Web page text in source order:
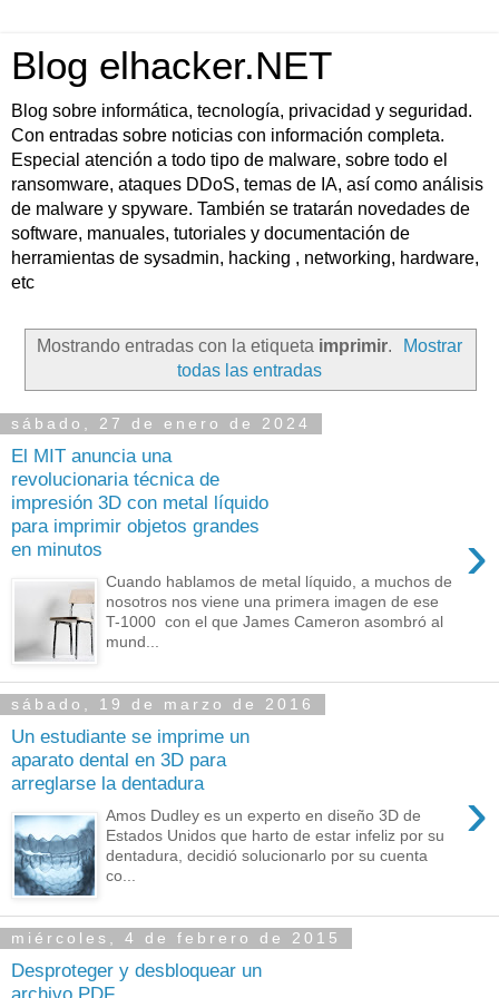
Blog elhacker.NET
Blog sobre informática, tecnología, privacidad y seguridad.
Con entradas sobre noticias con información completa.
Especial atención a todo tipo de malware, sobre todo el
ransomware, ataques DDoS, temas de IA, así como análisis
de malware y spyware. También se tratarán novedades de
software, manuales, tutoriales y documentación de
herramientas de sysadmin, hacking , networking, hardware,
etc
Mostrando entradas con la etiqueta imprimir.
Mostrar
todas las entradas
sábado, 27 de enero de 2024
El MIT anuncia una
revolucionaria técnica de
impresión 3D con metal líquido
para imprimir objetos grandes
en minutos
›
Cuando hablamos de metal líquido, a muchos de
nosotros nos viene una primera imagen de ese
T-1000 con el que James Cameron asombró al
mund...
sábado, 19 de marzo de 2016
Un estudiante se imprime un
aparato dental en 3D para
arreglarse la dentadura
›
Amos Dudley es un experto en diseño 3D de
Estados Unidos que harto de estar infeliz por su
dentadura, decidió solucionarlo por su cuenta
co...
miércoles, 4 de febrero de 2015
Desproteger y desbloquear un